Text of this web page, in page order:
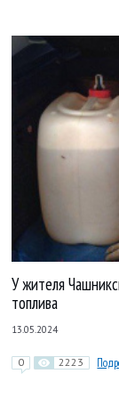
У жителя
топлива
13.05.2024
0 2223